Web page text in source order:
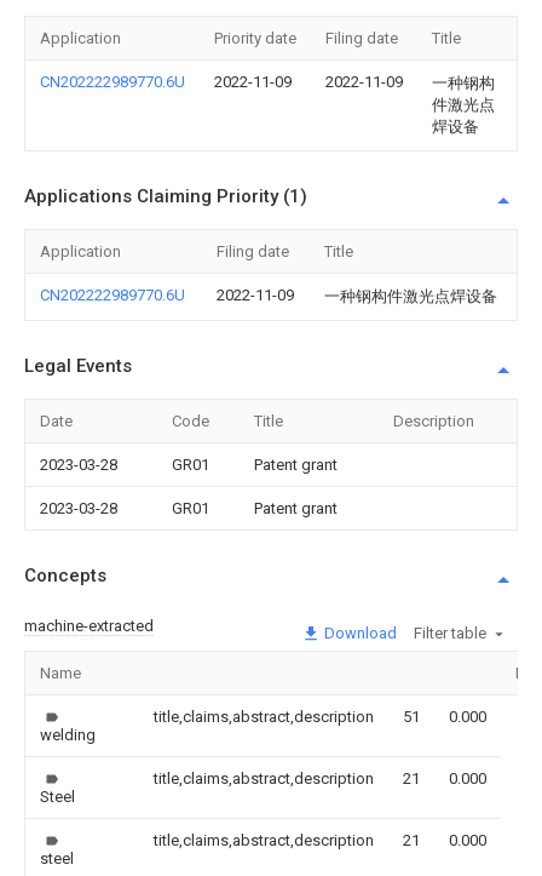
Application Priority date Filing date Title
CN202222989770.6U 2022-11-09 2022-11-09
一种钢构
件激光点
焊设备
Applications Claiming Priority (1)
Application Filing date Title
CN202222989770.6U 2022-11-09 一种钢构件激光点焊设备
Legal Events
Date Code Title Description
2023-03-28 GR01 Patent grant
2023-03-28 GR01 Patent grant
Concepts
machine-extracted Download Filter table
Name
welding
title,claims,abstract,description 51 0.000
Steel
title,claims,abstract,description 21 0.000
steel
title,claims,abstract,description 21 0.000